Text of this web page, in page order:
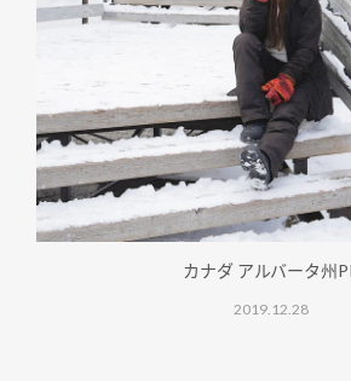
カナダ アルバータ州
2019.12.28